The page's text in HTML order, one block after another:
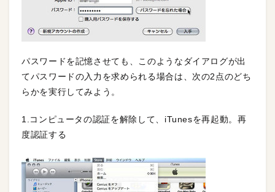
パスワードを記憶させても、このようなダイアログが出
てパスワードの入力を求められる場合は、次の2点のどち
らかを実行してみよう。
1.コンピュータの認証を解除して、iTunesを再起動。再
度認証する